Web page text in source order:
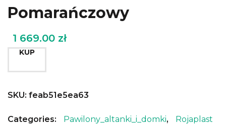
Pomarańczowy
1 669.00 zł
KUP
SKU: feab51e5ea63
Categories: Pawilony_altanki_i_domki, Rojaplast